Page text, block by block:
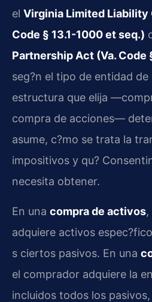
el Virginia Limited Liability
Code § 13.1-1000 et seq.)
Partnership Act (Va. Code
seg?n el tipo de entidad de
estructura que elija
compra de acciones—
asume, c?mo se trata la
impositivos y qu?
necesita obtener.
En una compra de activos
adquiere activos
s ciertos pasivos. En una
el comprador adquiere la
incluidos todos los